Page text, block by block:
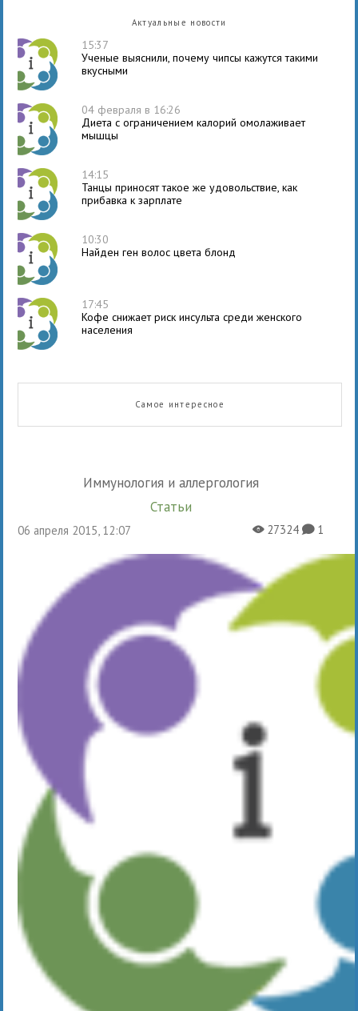
Актуальные новости
15:37
Ученые выяснили, почему чипсы кажутся такими
вкусными
04 февраля в 16:26
Диета с ограничением калорий омолаживает
мышцы
14:15
Танцы приносят такое же удовольствие, как
прибавка к зарплате
10:30
Найден ген волос цвета блонд
17:45
Кофе снижает риск инсульта среди женского
населения
Самое интересное
Иммунология и аллергология
Статьи
06 апреля 2015, 12:07 X27324K1